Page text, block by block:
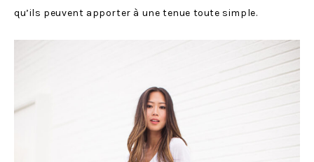
qu’ils peuvent apporter à une tenue toute simple.